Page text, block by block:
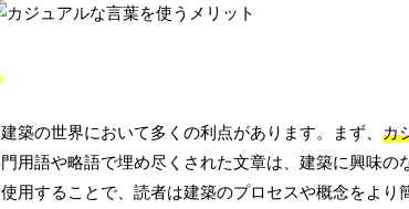
築の世界において多くの利点があります。まず、 カ
用語や略語で埋め尽くされた文章は、建築に興味
用することで、読者は建築のプロセスや概念をより